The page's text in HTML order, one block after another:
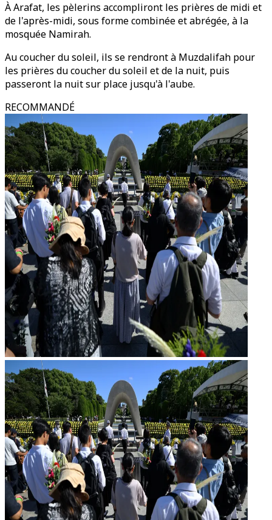
À Arafat, les pèlerins accompliront les prières de midi et
de l'après-midi, sous forme combinée et abrégée, à la
mosquée Namirah.
Au coucher du soleil, ils se rendront à Muzdalifah pour
les prières du coucher du soleil et de la nuit, puis
passeront la nuit sur place jusqu'à l'aube.
RECOMMANDÉ